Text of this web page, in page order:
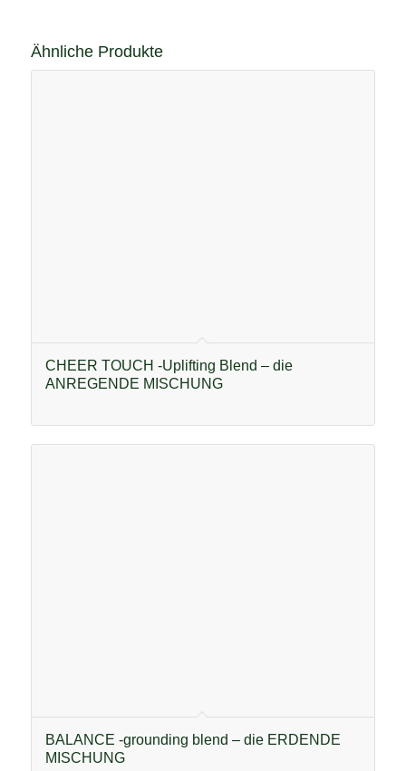
Ähnliche Produkte
CHEER TOUCH -Uplifting Blend – die
ANREGENDE MISCHUNG
BALANCE -grounding blend – die ERDENDE
MISCHUNG